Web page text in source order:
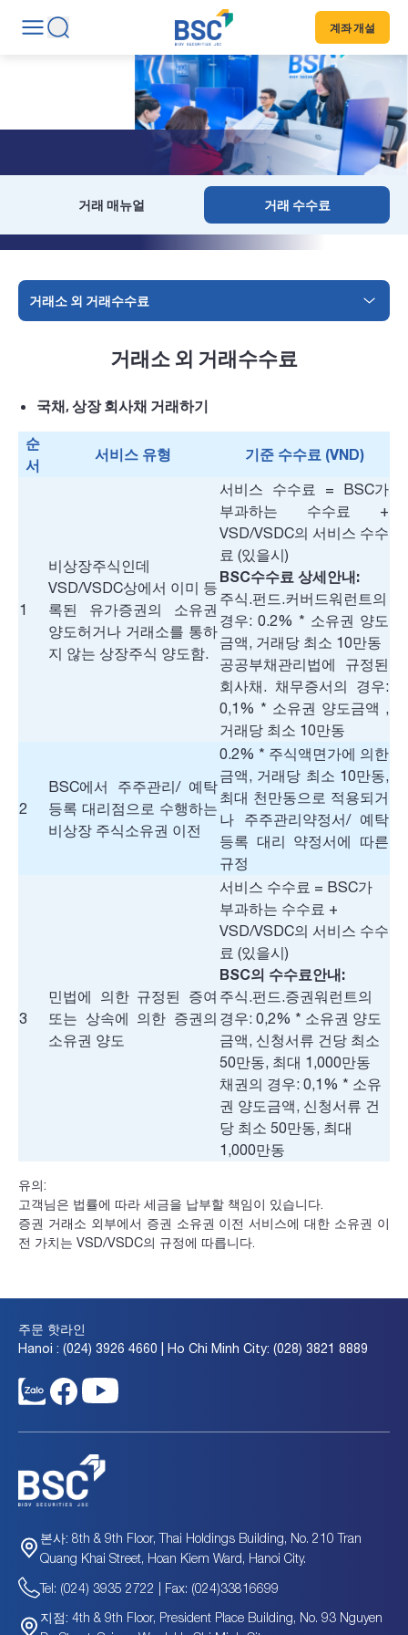
계좌 개설
거래 매뉴얼 거래 수수료
거래소 외 거래수수료
거래소 외 거래수수료
국채, 상장 회사채 거래하기
순
서
서비스 유형 기준 수수료 (VND)
1
비상장주식인데
VSD/VSDC상에서 이미 등
록된 유가증권의 소유권
양도허거나 거래소를 통하
지 않는 상장주식 양도함.
서비스 수수료 = BSC가
부과하는 수수료 +
VSD/VSDC의 서비스 수수
료 (있을시)
BSC수수료 상세안내:
주식.펀드.커버드워런트의
경우: 0.2% * 소유권 양도
금액, 거래당 최소 10만동
공공부채관리법에 규정된
회사채. 채무증서의 경우:
0,1% * 소유권 양도금액 ,
거래당 최소 10만동
2
BSC에서 주주관리/ 예탁
등록 대리점으로 수행하는
비상장 주식소유권 이전
0.2% * 주식액면가에 의한
금액, 거래당 최소 10만동,
최대 천만동으로 적용되거
나 주주관리약정서/ 예탁
등록 대리 약정서에 따른
규정
3
민법에 의한 규정된 증여
또는 상속에 의한 증권의
소유권 양도
서비스 수수료 = BSC가
부과하는 수수료 +
VSD/VSDC의 서비스 수수
료 (있을시)
BSC의 수수료안내:
주식.펀드.증권워런트의
경우: 0,2% * 소유권 양도
금액, 신청서류 건당 최소
50만동, 최대 1,000만동
채권의 경우: 0,1% * 소유
권 양도금액, 신청서류 건
당 최소 50만동, 최대
1,000만동
유의:
고객님은 법률에 따라 세금을 납부할 책임이 있습니다.
증권 거래소 외부에서 증권 소유권 이전 서비스에 대한 소유권 이
전 가치는 VSD/VSDC의 규정에 따릅니다.
주문 핫라인
Hanoi : (024) 3926 4660 | Ho Chi Minh City: (028) 3821 8889
본사: 8th & 9th Floor, Thai Holdings Building, No. 210 Tran
Quang Khai Street, Hoan Kiem Ward, Hanoi City.
Tel: (024) 3935 2722 | Fax: (024)33816699
지점: 4th & 9th Floor, President Place Building, No. 93 Nguyen